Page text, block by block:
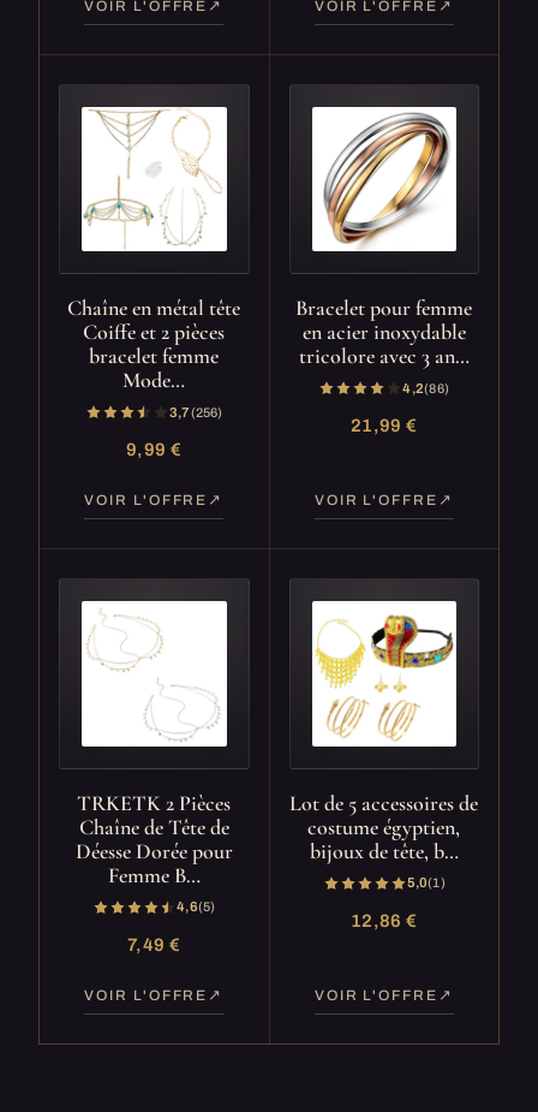
VOIR L'OFFRE VOIR L'OFFRE
Chaîne en métal tête
Coiffe et 2 pièces
bracelet femme
Mode…
3,7(256)
9,99 €
VOIR L'OFFRE
Bracelet pour femme
en acier inoxydable
tricolore avec 3 an…
4,2(86)
21,99 €
VOIR L'OFFRE
TRKETK 2 Pièces
Chaîne de Tête de
Déesse Dorée pour
Femme B…
4,6(5)
7,49 €
VOIR L'OFFRE
Lot de 5 accessoires de
costume égyptien,
bijoux de tête, b…
5,0(1)
12,86 €
VOIR L'OFFRE